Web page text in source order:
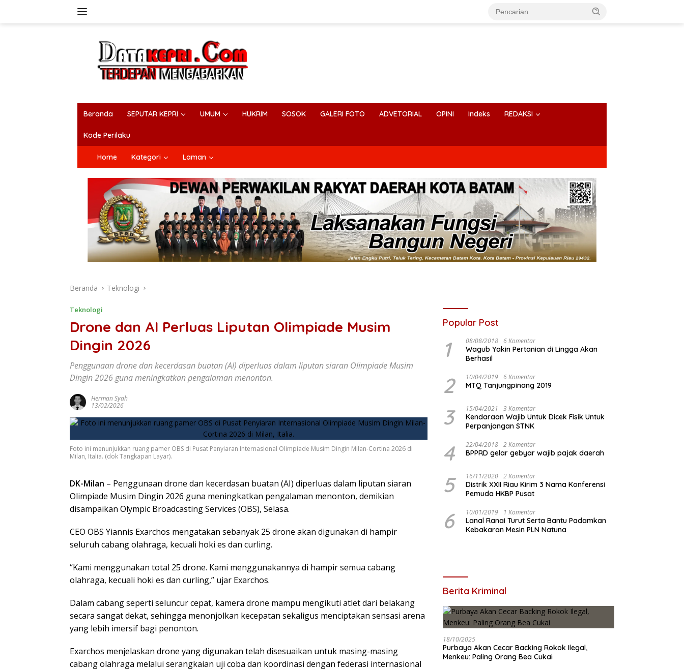
Beranda SEPUTAR KEPRI UMUM HUKRIM SOSOK GALERI FOTO ADVETORIAL OPINI Indeks REDAKSI
Kode Perilaku
Home Kategori Laman
Beranda Teknologi
Teknologi
Drone dan AI Perluas Liputan Olimpiade Musim
Dingin 2026
Penggunaan drone dan kecerdasan buatan (AI) diperluas dalam liputan siaran Olimpiade Musim
Dingin 2026 guna meningkatkan pengalaman menonton.
Herman Syah
13/02/2026
Foto ini menunjukkan ruang pamer OBS di Pusat Penyiaran Internasional Olimpiade Musim Dingin Milan-Cortina 2026 di
Milan, Italia. (dok Tangkapan Layar).
DK-Milan – Penggunaan drone dan kecerdasan buatan (AI) diperluas dalam liputan siaran
Olimpiade Musim Dingin 2026 guna meningkatkan pengalaman menonton, demikian
disampaikan Olympic Broadcasting Services (OBS), Selasa.
CEO OBS Yiannis Exarchos mengatakan sebanyak 25 drone akan digunakan di hampir
seluruh cabang olahraga, kecuali hoki es dan curling.
“Kami menggunakan total 25 drone. Kami menggunakannya di hampir semua cabang
olahraga, kecuali hoki es dan curling,” ujar Exarchos.
Dalam cabang seperti seluncur cepat, kamera drone mampu mengikuti atlet dari belakang
secara sangat dekat, sehingga menonjolkan kecepatan sekaligus menciptakan sensasi arena
yang lebih imersif bagi penonton.
Exarchos menjelaskan drone yang digunakan telah disesuaikan untuk masing-masing
cabang olahraga melalui serangkaian uji coba dan koordinasi dengan federasi internasional
Popular Post
1 08/08/2018 6 Komentar
Wagub Yakin Pertanian di Lingga Akan
Berhasil
2 10/04/2019 6 Komentar
MTQ Tanjungpinang 2019
3 15/04/2021 3 Komentar
Kendaraan Wajib Untuk Dicek Fisik Untuk
Perpanjangan STNK
4 22/04/2018 2 Komentar
BPPRD gelar gebyar wajib pajak daerah
5 16/11/2020 2 Komentar
Distrik XXII Riau Kirim 3 Nama Konferensi
Pemuda HKBP Pusat
6 10/01/2019 1 Komentar
Lanal Ranai Turut Serta Bantu Padamkan
Kebakaran Mesin PLN Natuna
Berita Kriminal
18/10/2025
Purbaya Akan Cecar Backing Rokok Ilegal,
Menkeu: Paling Orang Bea Cukai